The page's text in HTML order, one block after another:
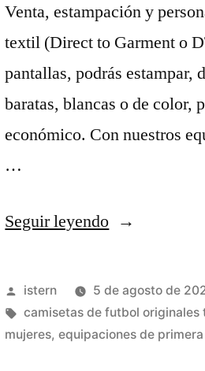
Venta, estampación y
textil (Direct to Garment o
pantallas, podrás estampar,
baratas, blancas o de color,
económico. Con nuestros
…
Seguir leyendo«camisetas
del
real
madrid»
Publicado
por
istern 5 de agosto de
Etiquetas:
camisetas de futbol originales
mujeres,equipaciones de